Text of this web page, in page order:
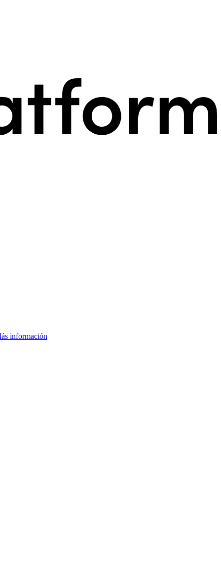
información